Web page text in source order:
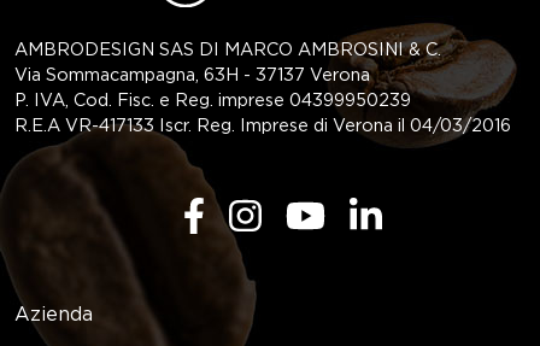
AMBRODESIGN SAS DI MARCO AMBROSINI & C.
Via Sommacampagna, 63H - 37137 Verona
P. IVA, Cod. Fisc. e Reg. imprese 04399950239
R.E.A VR-417133 Iscr. Reg. Imprese di Verona il 04/03/2016
Azienda